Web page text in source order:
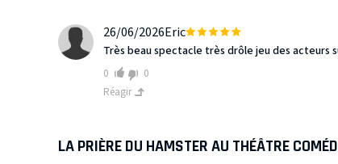
26/06/2026Eric
Très beau spectacle très drôle jeu des acteurs
0
0
Réagir
LA PRIÈRE DU HAMSTER AU THÉÂTRE